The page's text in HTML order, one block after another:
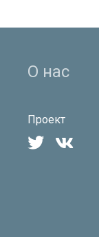
О нас
Проект
 